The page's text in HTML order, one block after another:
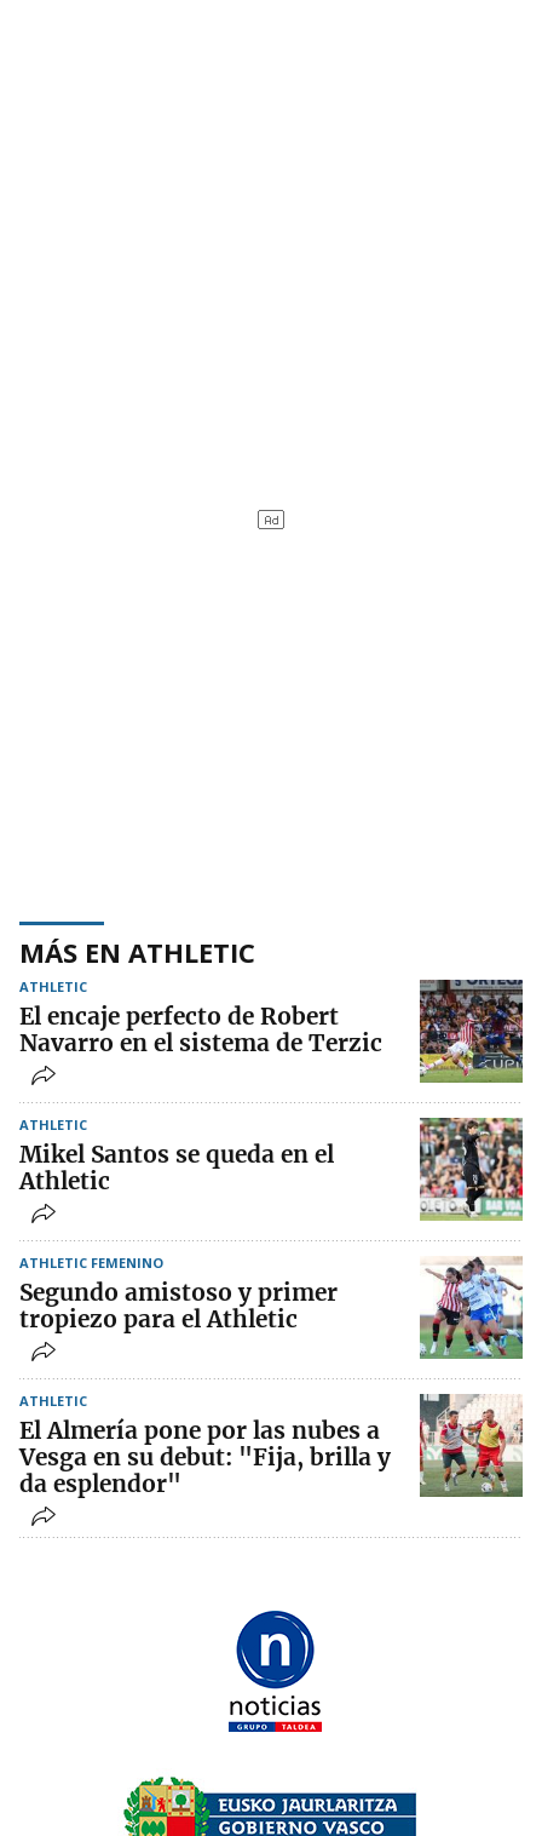
MÁS EN ATHLETIC
ATHLETIC
El encaje perfecto de Robert
Navarro en el sistema de Terzic
ATHLETIC
Mikel Santos se queda en el
Athletic
ATHLETIC FEMENINO
Segundo amistoso y primer
tropiezo para el Athletic
ATHLETIC
El Almería pone por las nubes a
Vesga en su debut: "Fija, brilla y
da esplendor"